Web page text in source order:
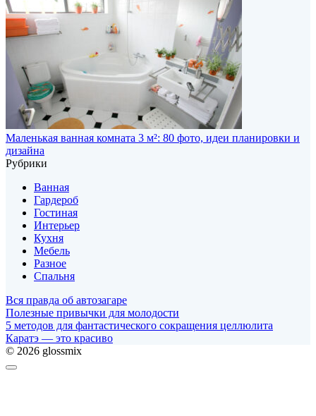
Маленькая ванная комната 3 м²: 80 фото, идеи планировки и
дизайна
Рубрики
Ванная
Гардероб
Гостиная
Интерьер
Кухня
Мебель
Разное
Спальня
Вся правда об автозагаре
Полезные привычки для молодости
5 методов для фантастического сокращения целлюлита
Каратэ — это красиво
© 2026 glossmix